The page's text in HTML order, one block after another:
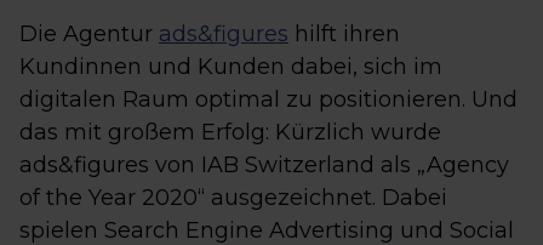
Die Agentur ads&figures hilft ihren
Kundinnen und Kunden dabei, sich im
digitalen Raum optimal zu positionieren. Und
das mit großem Erfolg: Kürzlich wurde
ads&figures von IAB Switzerland als „Agency
of the Year 2020“ ausgezeichnet. Dabei
spielen Search Engine Advertising und Social